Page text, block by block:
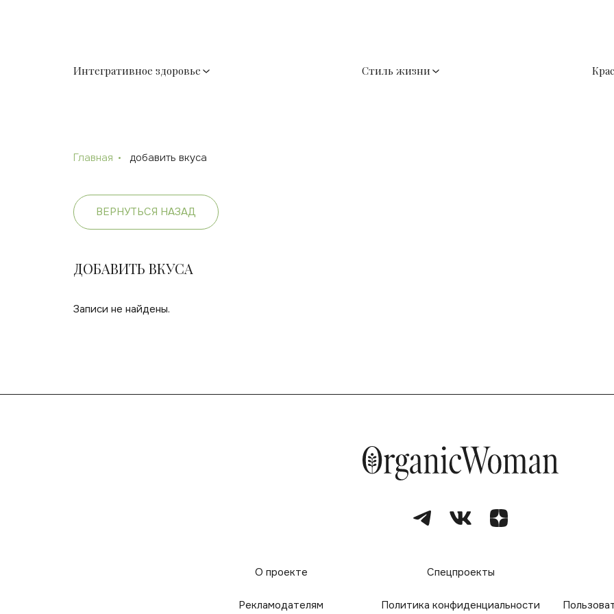
Интегративное здоровье Стиль жизни
Главная добавить вкуса
ВЕРНУТЬСЯ НАЗАД
ДОБАВИТЬ ВКУСА
Записи не найдены.
О проекте Спецпроекты
Рекламодателям Политика конфиденциальности